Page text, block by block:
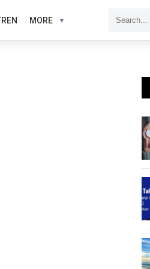
MORE
Search